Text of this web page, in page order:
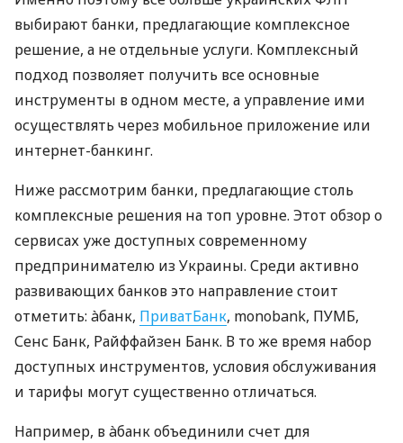
выбирают банки, предлагающие комплексное
решение, а не отдельные услуги. Комплексный
подход позволяет получить все основные
инструменты в одном месте, а управление ими
осуществлять через мобильное приложение или
интернет-банкинг.
Ниже рассмотрим банки, предлагающие столь
комплексные решения на топ уровне. Этот обзор о
сервисах уже доступных современному
предпринимателю из Украины. Среди активно
развивающих банков это направление стоит
отметить: àбанк, ПриватБанк, monobank, ПУМБ,
Сенс Банк, Райффайзен Банк. В то же время набор
доступных инструментов, условия обслуживания
и тарифы могут существенно отличаться.
Например, в àбанк объединили счет для